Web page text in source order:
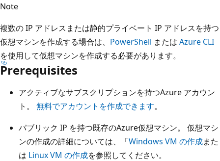
Note
複数の IP アドレスまたは静的プライベート IP アドレスを持つ
仮想マシンを作成する場合は、 PowerShell または Azure CLI
を使用して仮想マシンを作成する必要があります。
Prerequisites
アクティブなサブスクリプションを持つAzure アカウン
ト。 無料でアカウントを作成できます。
パブリック IP を持つ既存のAzure仮想マシン。 仮想マシ
ンの作成の詳細については、「Windows VM の作成また
は Linux VM の作成を参照してください。